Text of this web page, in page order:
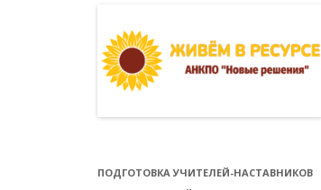
ПОДГОТОВКА УЧИТЕЛЕЙ-НАСТАВНИКОВ